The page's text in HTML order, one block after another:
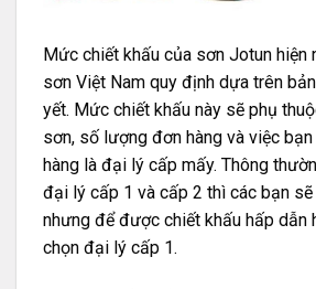
Mức chiết khấu của sơn Jotun
sơn Việt Nam quy định dựa trên
yết. Mức chiết khấu này sẽ phụ
sơn, số lượng đơn hàng và việc
hàng là đại lý cấp mấy. Thông
đại lý cấp 1 và cấp 2 thì các bạn
nhưng để được chiết khấu hấp dẫn
chọn đại lý cấp 1.